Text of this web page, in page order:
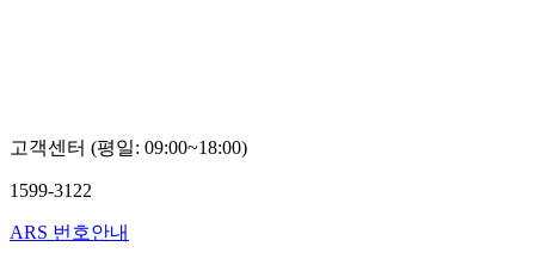
고객센터 (평일: 09:00~18:00)
1599-3122
ARS 번호안내